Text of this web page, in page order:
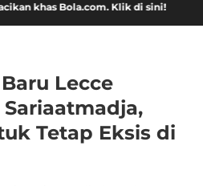
Klik di sini!
Lecce
Tetap Eksis di